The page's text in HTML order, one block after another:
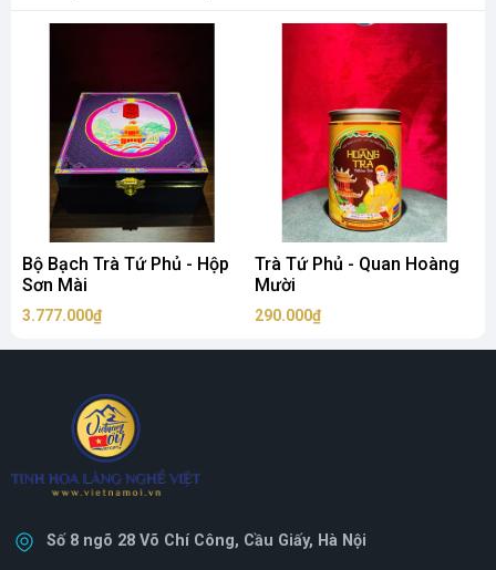
Bộ Bạch Trà Tứ Phủ - Hộp
Sơn Mài
3.777.000₫
Trà Tứ Phủ - Quan Hoàng
Mười
290.000₫
Số 8 ngõ 28 Võ Chí Công, Cầu Giấy, Hà Nội